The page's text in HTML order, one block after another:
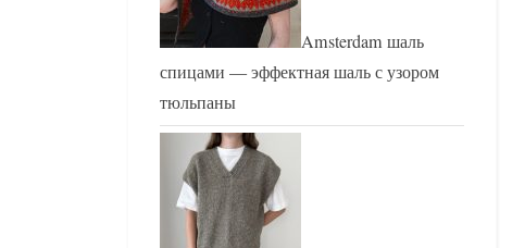
Amsterdam шаль
спицами — эффектная шаль с узором
тюльпаны